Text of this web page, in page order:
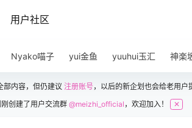
用户社区
Nyako喵子 yui金鱼 yuuhui玉汇 神楽
部内容，但仍建议 注册账号，以后的新企划也会给老用户
刚创建了用户交流群@meizhi_official ，欢迎加入！ ✕